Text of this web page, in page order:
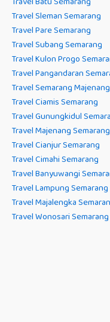
Travel Sleman Semarang
Travel Pare Semarang
Travel Subang Semarang
Travel Kulon Progo
Travel Pangandaran
Travel Semarang Majenang
Travel Ciamis Semarang
Travel Gunungkidul
Travel Majenang Semarang
Travel Cianjur Semarang
Travel Cimahi Semarang
Travel Banyuwangi
Travel Lampung Semarang
Travel Majalengka
Travel Wonosari Semarang